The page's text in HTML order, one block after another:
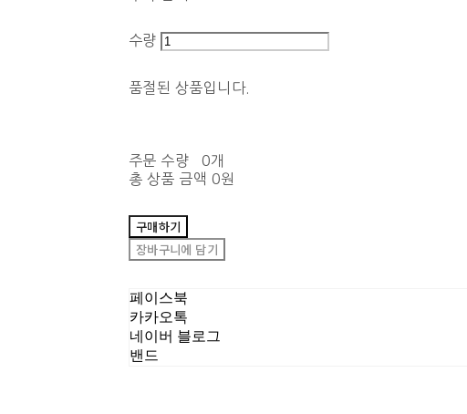
수량
품절된 상품입니다.
주문 수량
0개
총 상품 금액 0원
구매하기
장바구니에 담기
페이스북
카카오톡
네이버 블로그
밴드